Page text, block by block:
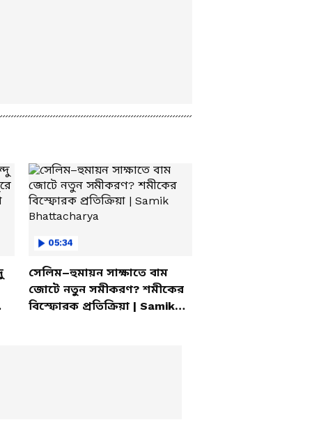
05:34
সেলিম–হুমায়ন সাক্ষাতে বাম
জোটে নতুন সমীকরণ? শমীকের
বিস্ফোরক প্রতিক্রিয়া | Samik